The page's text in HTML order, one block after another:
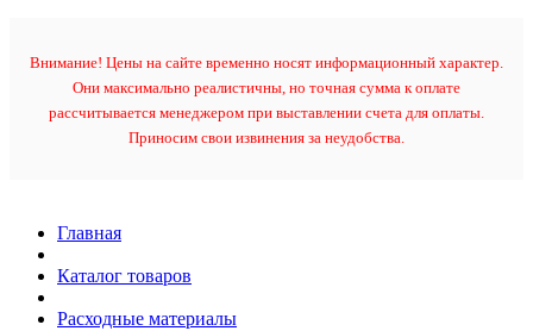
Внимание! Цены на сайте временно носят информационный характер.
Они максимально реалистичны, но точная сумма к оплате
рассчитывается менеджером при выставлении счета для оплаты.
Приносим свои извинения за неудобства.
Главная
Каталог товаров
Расходные материалы